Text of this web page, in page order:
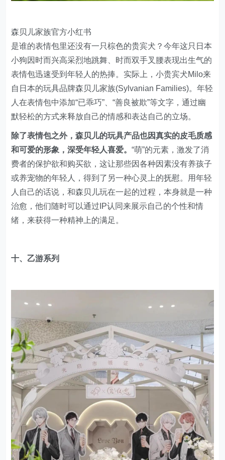
森贝儿家族官方小红书
是谁的表情包里还没有一只棕色的贵宾犬？今年这只日本
小狗因时而兴高采烈地跳舞、时而双手叉腰表现出生气的
表情包迅速受到年轻人的热捧。实际上，小贵宾犬Milo来
自日本的玩具品牌森贝儿家族(Sylvanian Families)。年轻
人在表情包中添加“已乖巧”、“善良被欺”等文字，通过幽
默轻松的方式来释放自己的情感和表达自己的立场。
除了表情包之外，森贝儿的玩具产品也因真实的皮毛质感
和可爱的形象，深受年轻人喜爱。“萌”的元素，激发了消
费者的保护欲和购买欲，这让那些因各种因素没有养孩子
或养宠物的年轻人，得到了另一种心灵上的抚慰。用年轻
人自己的话说，和森贝儿玩在一起的过程，本身就是一种
治愈，他们随时可以通过IP认同来展示自己的个性和情
绪，来获得一种精神上的满足。
十、乙游系列